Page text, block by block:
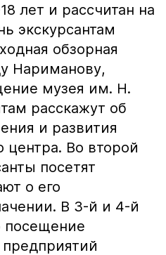
лет и рассчитан на
экскурсантам
обзорная
Нариманову,
музея им. Н.
расскажут об
и развития
центра. Во второй
посетят
о его
В 3-й и 4-й
посещение